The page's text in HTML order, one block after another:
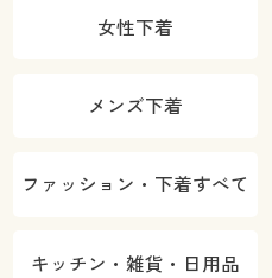
女性下着
メンズ下着
ファッション・下着すべて
キッチン・雑貨・日用品